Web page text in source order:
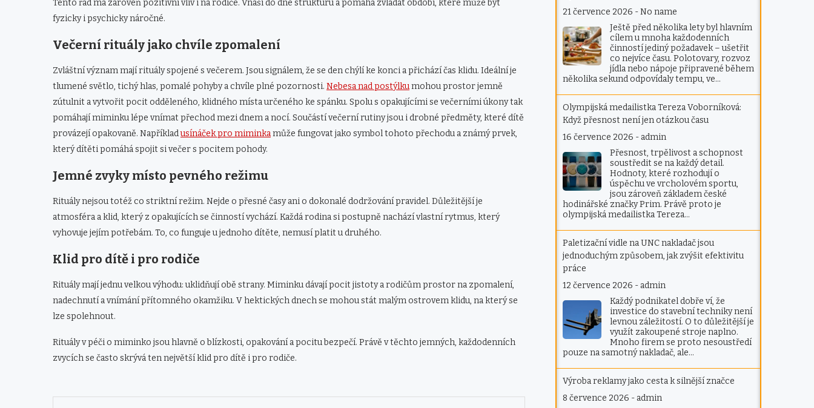
Tento řád má zároveň pozitivní vliv i na rodiče. Vnáší do dne strukturu a pomáhá zvládat období, které může být
fyzicky i psychicky náročné.
Večerní rituály jako chvíle zpomalení
Zvláštní význam mají rituály spojené s večerem. Jsou signálem, že se den chýlí ke konci a přichází čas klidu. Ideální je
tlumené světlo, tichý hlas, pomalé pohyby a chvíle plné pozornosti. Nebesa nad postýlkumohou prostor jemně
zútulnit a vytvořit pocit odděleného, klidného místa určeného ke spánku. Spolu s opakujícími se večerními úkony tak
pomáhají miminku lépe vnímat přechod mezi dnem a nocí. Součástí večerní rutiny jsou i drobné předměty, které dítě
provázejí opakovaně. Napříkladusínáček pro miminkamůže fungovat jako symbol tohoto přechodu a známý prvek,
který dítěti pomáhá spojit si večer s pocitem pohody.
Jemné zvyky místo pevného režimu
Rituály nejsou totéž co striktní režim. Nejde o přesné časy ani o dokonalé dodržování pravidel. Důležitější je
atmosféra a klid, který z opakujících se činností vychází. Každá rodina si postupně nachází vlastní rytmus, který
vyhovuje jejím potřebám. To, co funguje u jednoho dítěte, nemusí platit u druhého.
Klid pro dítě i pro rodiče
Rituály mají jednu velkou výhodu: uklidňují obě strany. Miminku dávají pocit jistoty a rodičům prostor na zpomalení,
nadechnutí a vnímání přítomného okamžiku. V hektických dnech se mohou stát malým ostrovem klidu, na který se
lze spolehnout.
Rituály v péči o miminko jsou hlavně o blízkosti, opakování a pocitu bezpečí. Právě v těchto jemných, každodenních
zvycích se často skrývá ten největší klid pro dítě i pro rodiče.
21 července 2026 -No name
Ještě před několika lety byl hlavním
cílem u mnoha každodenních
činností jediný požadavek – ušetřit
co nejvíce času. Polotovary, rozvoz
jídla nebo nápoje připravené během
několika sekund odpovídaly tempu, ve…
Olympijská medailistka Tereza Voborníková:
Když přesnost není jen otázkou času
16 července 2026 - admin
Přesnost, trpělivost a schopnost
soustředit se na každý detail.
Hodnoty, které rozhodují o
úspěchu ve vrcholovém sportu,
jsou zároveň základem české
hodinářské značky Prim. Právě proto je
olympijská medailistka Tereza…
Paletizační vidle na UNC nakladač jsou
jednoduchým způsobem, jak zvýšit efektivitu
práce
12 července 2026 - admin
Každý podnikatel dobře ví, že
investice do stavební techniky není
levnou záležitostí. O to důležitější je
využít zakoupené stroje naplno.
Mnoho firem se proto nesoustředí
pouze na samotný nakladač, ale…
Výroba reklamy jako cesta k silnější značce
8 července 2026 - admin